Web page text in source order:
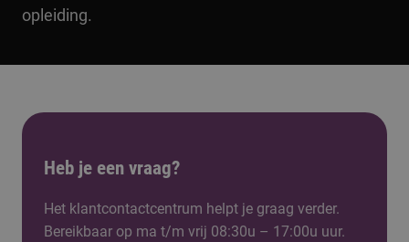
opleiding.
Heb je een vraag?
Het klantcontactcentrum helpt je graag verder.
Bereikbaar op ma t/m vrij 08:30u – 17:00u uur.